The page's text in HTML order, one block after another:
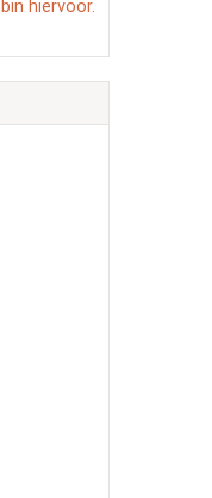
hiervoor.